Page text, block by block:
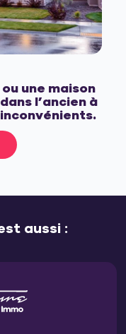
une maison
l’ancien à
aussi :